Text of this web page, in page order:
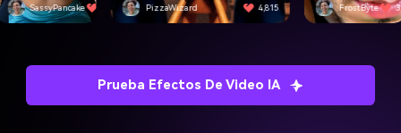
SassyPancake 4,501 PizzaWizard 4,815 FrostByte
Prueba Efectos De Video IA